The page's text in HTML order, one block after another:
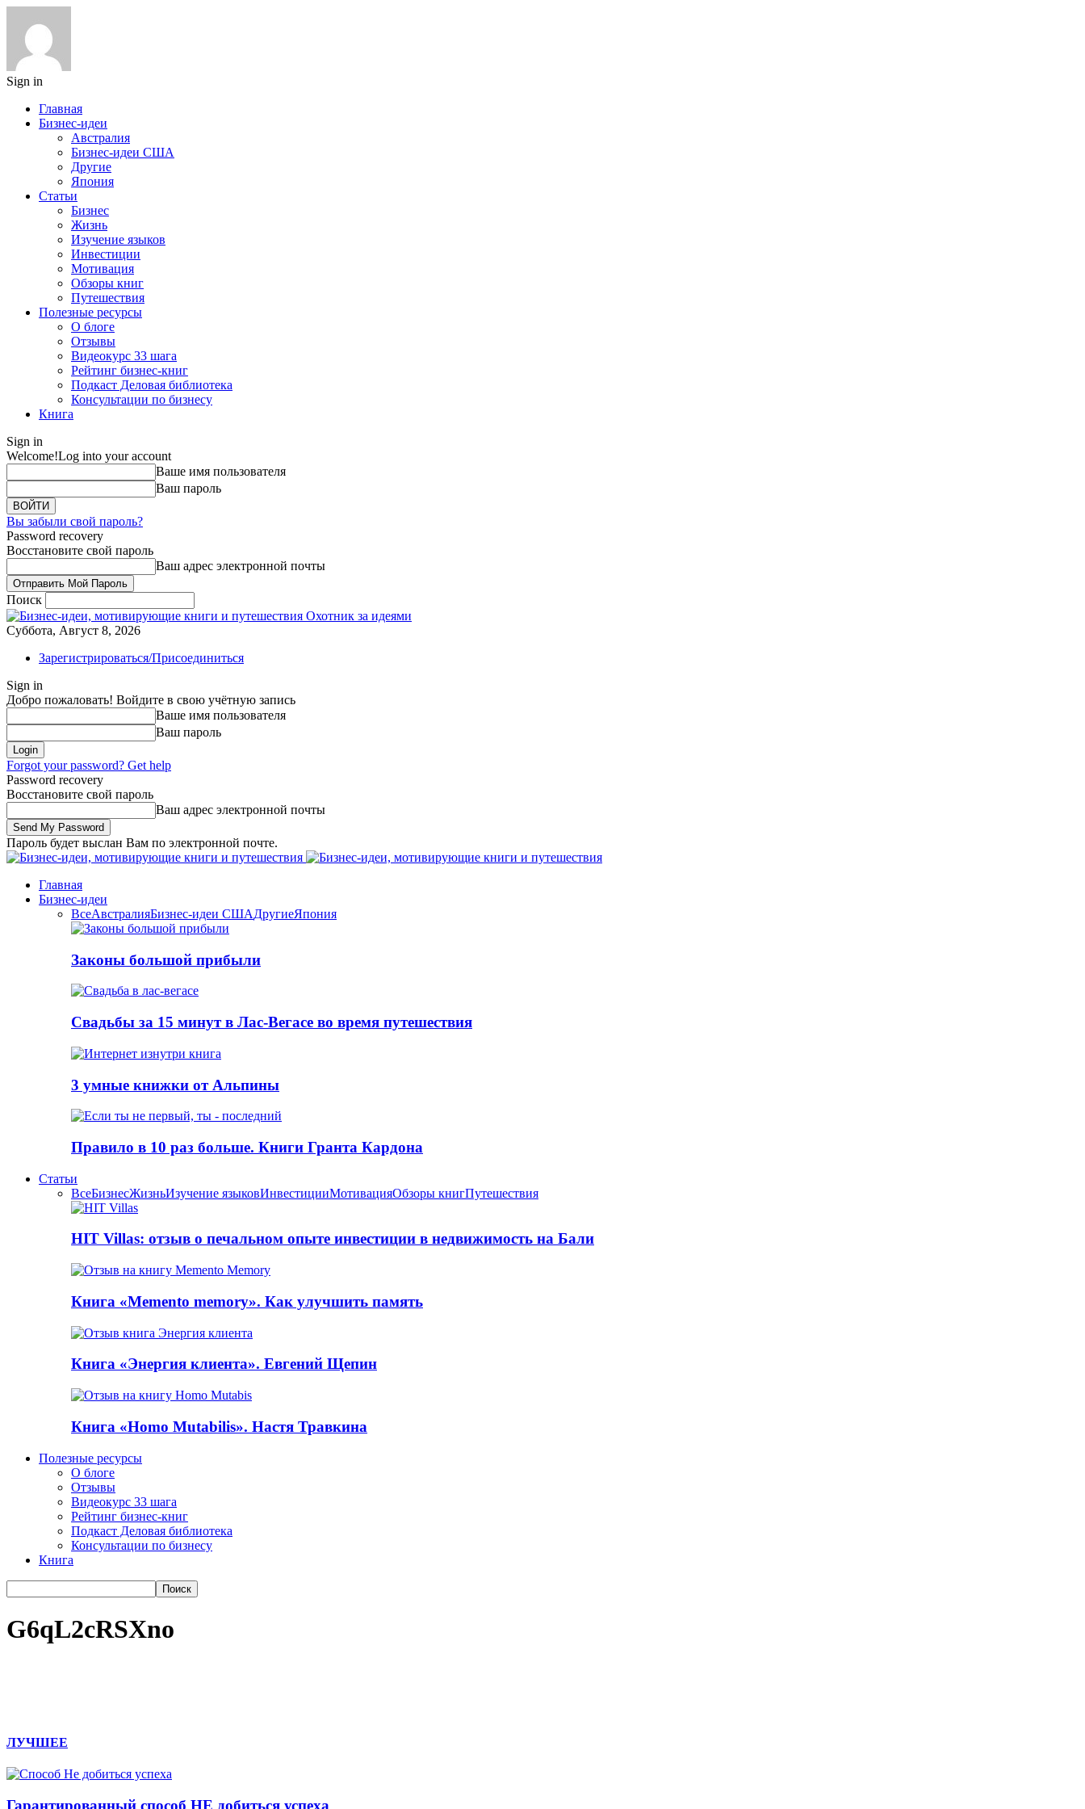
Sign in
Главная
Бизнес-идеи
Австралия
Бизнес-идеи США
Другие
Япония
Статьи
Бизнес
Жизнь
Изучение языков
Инвестиции
Мотивация
Обзоры книг
Путешествия
Полезные ресурсы
О блоге
Отзывы
Видеокурс 33 шага
Рейтинг бизнес-книг
Подкаст Деловая библиотека
Консультации по бизнесу
Книга
Sign in
Welcome!Log into your account
Ваше имя пользователя
Ваш пароль
Вы забыли свой пароль?
Password recovery
Восстановите свой пароль
Ваш адрес электронной почты
Поиск
Охотник за идеями
Суббота, Август 8, 2026
Зарегистрироваться/Присоединиться
Sign in
Добро пожаловать! Войдите в свою учётную запись
Ваше имя пользователя
Ваш пароль
Forgot your password? Get help
Password recovery
Восстановите свой пароль
Ваш адрес электронной почты
Пароль будет выслан Вам по электронной почте.
Главная
Бизнес-идеи
ВсеАвстралияБизнес-идеи СШАДругиеЯпония
Законы большой прибыли
Свадьбы за 15 минут в Лас-Вегасе во время путешествия
3 умные книжки от Альпины
Правило в 10 раз больше. Книги Грантa Кардона
Статьи
ВсеБизнесЖизньИзучение языковИнвестицииМотивацияОбзоры книгПутешествия
HIT Villas: отзыв о печальном опыте инвестиции в недвижимость на Бали
Книга «Memento memory». Как улучшить память
Книга «Энергия клиента». Евгений Щепин
Книга «Homo Mutabilis». Настя Травкина
Полезные ресурсы
О блоге
Отзывы
Видеокурс 33 шага
Рейтинг бизнес-книг
Подкаст Деловая библиотека
Консультации по бизнесу
Книга
G6qL2cRSXno
ЛУЧШЕЕ
Гарантированный способ НЕ добиться успеха